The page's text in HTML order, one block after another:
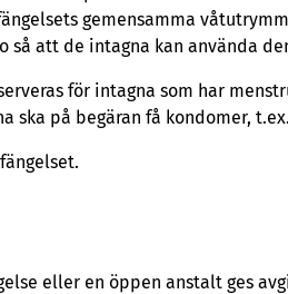
gemensamma
att de intagna kan använda
för intagna som har
ska på begäran få kondomer,
eller en öppen anstalt ges